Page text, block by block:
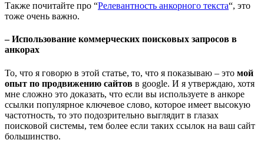
Также почитайте про “Релевантность анкорного текста“, это
тоже очень важно.
– Использование коммерческих поисковых запросов в
анкорах
То, что я говорю в этой статье, то, что я показываю – это мой
опыт по продвижению сайтов в google. И я утверждаю, хотя
мне сложно это доказать, что если вы используете в анкоре
ссылки популярное ключевое слово, которое имеет высокую
частотность, то это подозрительно выглядит в глазах
поисковой системы, тем более если таких ссылок на ваш сайт
большинство.